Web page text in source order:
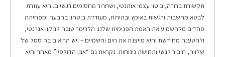
תקשורת ברורה, ביטוי עצמי אותנטי, ושחרור מחסומים רגשיים. היא עוזרת
לבטא מחשבות ורגשות באומץ ובהירות, מעודדת ביטחון בהבעה ומפחיתה
פחדים מלהשמיע את האמת הפנימית שלנו. הלרימר טובה לניקוי אנרגטי,
ולהטענה מחודשת והיא מייצגת את הים והשמיים – ויש הרואים בה סמל של
שלווה, חיבור לנשי ותחושת נינוחות. נקראת גם “אבן הדולפין” מאחר והיא